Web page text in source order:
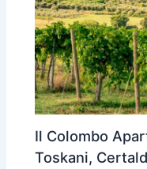
Il Colombo
Toskani,